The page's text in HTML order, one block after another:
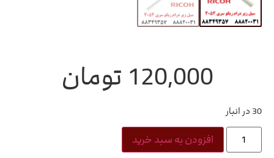
120,000 تومان
30 در انبار
افزودن به سبد خرید